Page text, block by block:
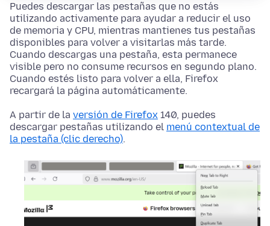
Puedes descargar las pestañas que no estás
utilizando activamente para ayudar a reducir el uso
de memoria y CPU, mientras mantienes tus pestañas
disponibles para volver a visitarlas más tarde.
Cuando descargas una pestaña, esta permanece
visible pero no consume recursos en segundo plano.
Cuando estés listo para volver a ella, Firefox
recargará la página automáticamente.
A partir de la versión de Firefox 140, puedes
descargar pestañas utilizando el menú contextual de
la pestaña (clic derecho).